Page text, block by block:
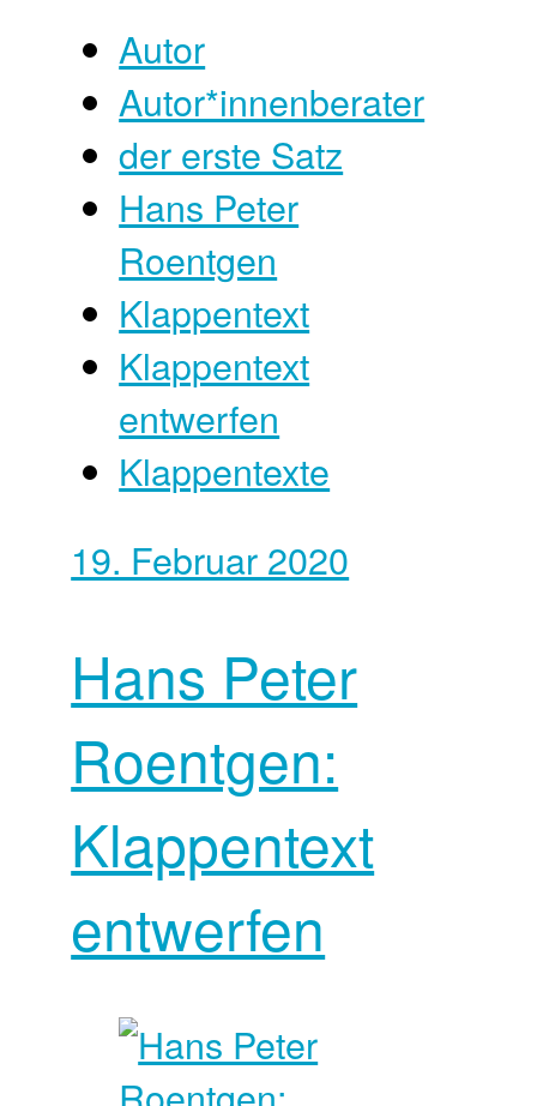
Autor
Autor*innenberater
der erste Satz
Hans Peter
Roentgen
Klappentext
Klappentext
entwerfen
Klappentexte
19. Februar 2020
Hans Peter
Roentgen:
Klappentext
entwerfen